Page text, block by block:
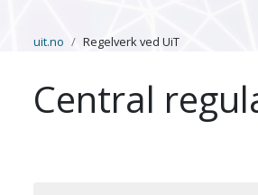
uit.no Regelverk ved UiT
Central